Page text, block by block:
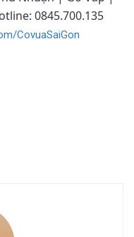
0845.700.135
CovuaSaiGon